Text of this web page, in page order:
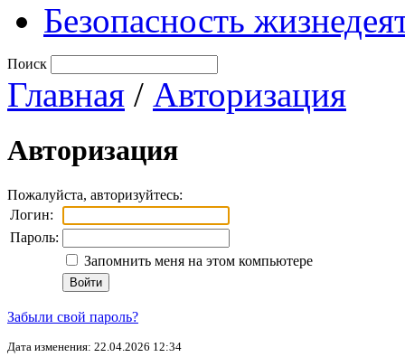
Безопасность
Поиск
Главная / Авторизация
Авторизация
Пожалуйста, авторизуйтесь:
Логин:
Пароль:
Запомнить меня на этом компьютере
Забыли свой пароль?
Дата изменения: 22.04.2026 12:34